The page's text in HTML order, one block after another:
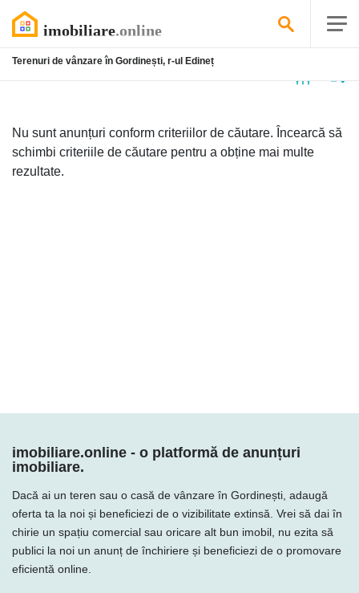
Terenuri de vânzare în Gordinești, r-ul Edineț
Nu sunt anunțuri conform criteriilor de căutare. Încearcă să
schimbi criteriile de căutare pentru a obține mai multe
rezultate.
imobiliare.online - o platformă de anunțuri
imobiliare.
Dacă ai un teren sau o casă de vânzare în Gordinești, adaugă
oferta ta la noi și beneficiezi de o vizibilitate extinsă. Vrei să dai în
chirie un spațiu comercial sau oricare alt bun imobil, nu ezita să
publici la noi un anunț de închiriere și beneficiezi de o promovare
eficientă online.